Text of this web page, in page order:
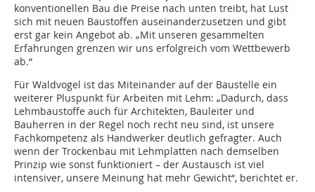
konventionellen Bau die Preise nach unten treibt, hat Lust
sich mit neuen Baustoffen auseinanderzusetzen und gibt
erst gar kein Angebot ab. „Mit unseren gesammelten
Erfahrungen grenzen wir uns erfolgreich vom Wettbewerb
ab.“
Für Waldvogel ist das Miteinander auf der Baustelle ein
weiterer Pluspunkt für Arbeiten mit Lehm: „Dadurch, dass
Lehmbaustoffe auch für Architekten, Bauleiter und
Bauherren in der Regel noch recht neu sind, ist unsere
Fachkompetenz als Handwerker deutlich gefragter. Auch
wenn der Trockenbau mit Lehmplatten nach demselben
Prinzip wie sonst funktioniert – der Austausch ist viel
intensiver, unsere Meinung hat mehr Gewicht“, berichtet er.